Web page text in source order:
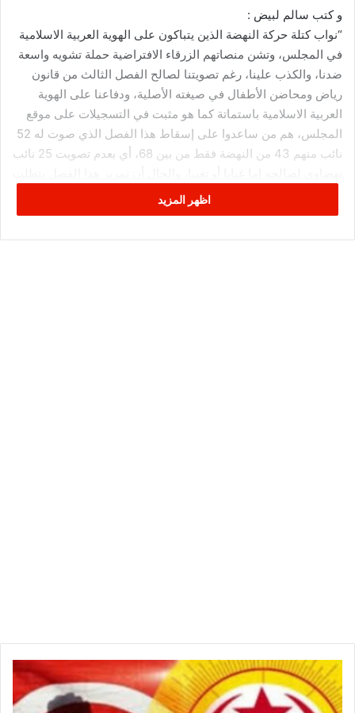
و كتب سالم لبيض :
“نواب كتلة حركة النهضة الذين يتباكون على الهوية العربية الاسلامية
في المجلس، وتشن منصاتهم الزرقاء الافتراضية حملة تشويه واسعة
ضدنا، والكذب علينا، رغم تصويتنا لصالح الفصل الثالث من قانون
رياض ومحاضن الأطفال في صيغته الأصلية، ودفاعنا على الهوية
العربية الاسلامية باستماتة كما هو مثبت في التسجيلات على موقع
المجلس، هم من ساعدوا على إسقاط هذا الفصل الذي صوت له 52
نائب منهم 43 من النهضة فقط من بين 68، أي بعدم تصويت 25 نائب
73 نائبا فقط، ولا أظن أن الأمر عفويا وإنما لغاية في نفس يعقوب،
خاصة بعد أن ظهر استثمار النهضة قضية الهوية في التعبئة الداخلية
اظهر المزيد
ت
ح